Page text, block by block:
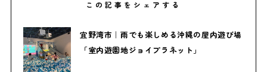
この記事をシェアする
宜野湾市｜雨でも楽しめる沖縄の屋内遊び場
「室内遊園地ジョイプラネット」